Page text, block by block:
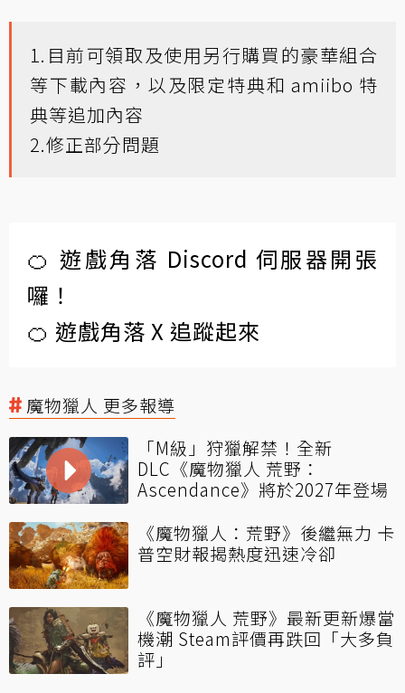
1.目前可領取及使用另行購買的豪華組合
等下載內容，以及限定特典和 amiibo 特
典等追加內容
2.修正部分問題
🍊 遊戲角落 Discord 伺服器開張
囉！
🍊 遊戲角落 X 追蹤起來
魔物獵人 更多報導
「M級」狩獵解禁！全新
DLC《魔物獵人 荒野：
Ascendance》將於2027年登場
《魔物獵人：荒野》後繼無力 卡
普空財報揭熱度迅速冷卻
《魔物獵人 荒野》最新更新爆當
機潮 Steam評價再跌回「大多負
評」